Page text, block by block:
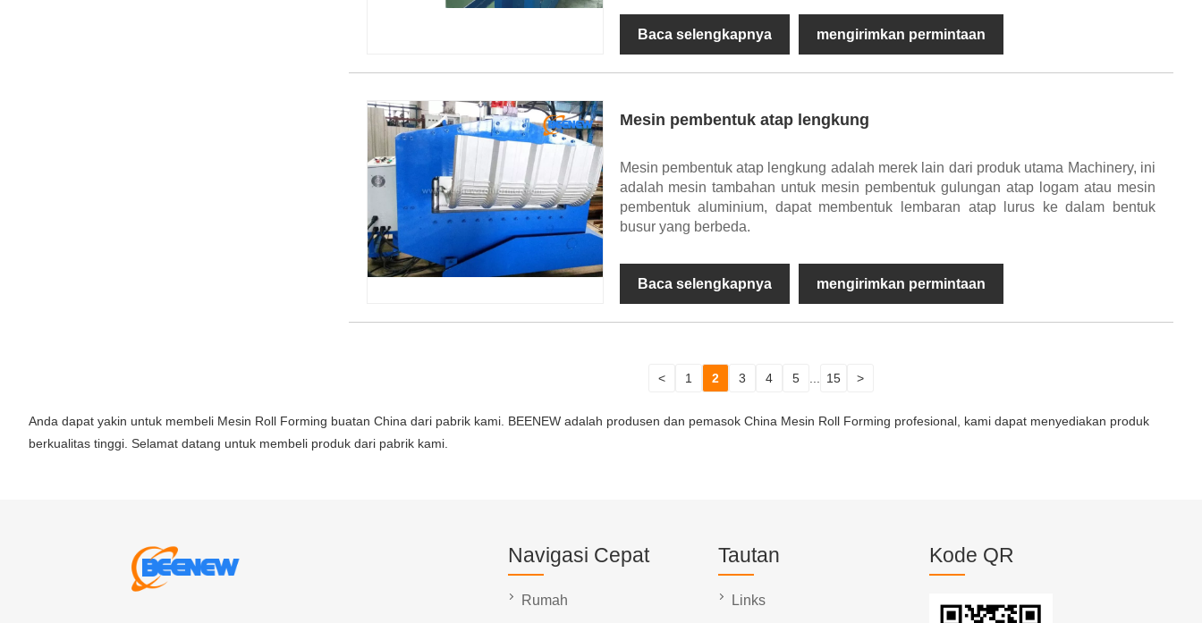
Baca selengkapnya mengirimkan permintaan
Mesin pembentuk atap lengkung
Mesin pembentuk atap lengkung adalah merek lain dari produk utama Machinery, ini
adalah mesin tambahan untuk mesin pembentuk gulungan atap logam atau mesin
pembentuk aluminium, dapat membentuk lembaran atap lurus ke dalam bentuk
busur yang berbeda.
Baca selengkapnya mengirimkan permintaan
< 1 2 3 4 5 15 >
Anda dapat yakin untuk membeli Mesin Roll Forming buatan China dari pabrik kami. BEENEW adalah produsen dan pemasok China Mesin Roll Forming profesional, kami dapat menyediakan produk
berkualitas tinggi. Selamat datang untuk membeli produk dari pabrik kami.
Navigasi Cepat
Rumah
Tautan
Links
Kode QR